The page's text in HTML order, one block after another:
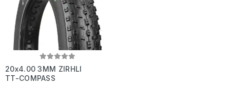
20x4.00 3MM ZIRHLI
TT-COMPASS